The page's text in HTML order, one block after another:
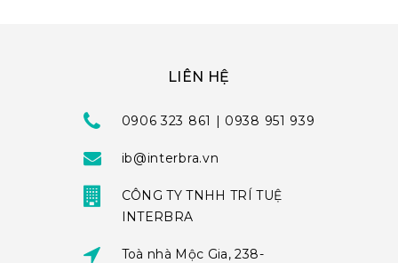
LIÊN HỆ
0906 323 861 | 0938 951 939
ib@interbra.vn
CÔNG TY TNHH TRÍ TUỆ
INTERBRA
Toà nhà Mộc Gia, 238-